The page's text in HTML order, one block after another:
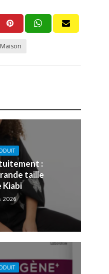
Maison
:
taille
Kiabi
2026